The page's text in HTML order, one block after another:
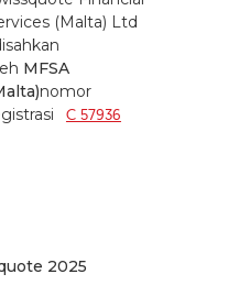
(Malta) Ltd
MFSA
nomor
C 57936
2025